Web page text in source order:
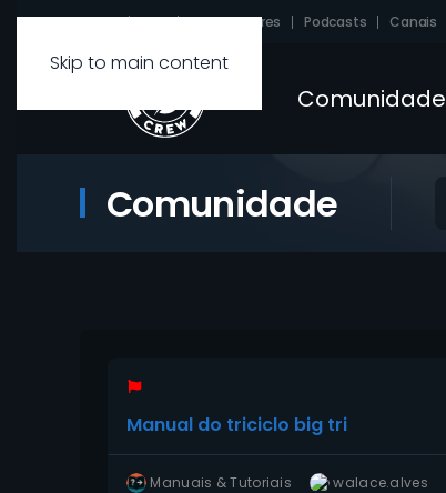
Skip to main content
Sobre FAQ Carregadores Podcasts Canais
Comunidade
Comunidade
Manual do triciclo big tri
Manuais & Tutoriais walace.alves